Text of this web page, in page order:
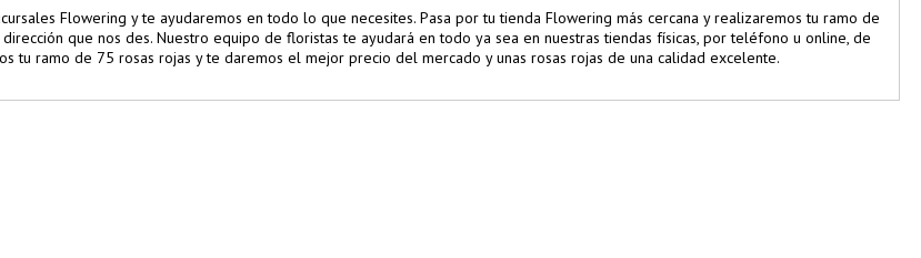
Flowering y te ayudaremos en todo lo que necesites. Pasa por tu tienda Flowering más cercana y realizaremos tu ramo de
que nos des. Nuestro equipo de floristas te ayudará en todo ya sea en nuestras tiendas físicas, por teléfono u online, de
tu ramo de 75 rosas rojas y te daremos el mejor precio del mercado y unas rosas rojas de una calidad excelente.